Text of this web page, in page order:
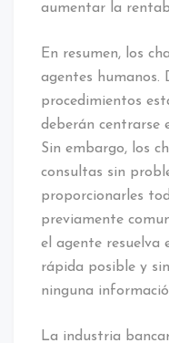
aumentar la
En resumen, los
agentes humanos.
procedimientos
deberán centrarse
Sin embargo, los
consultas sin
proporcionarles
previamente
el agente resuelva
rápida posible y
ninguna
La industria